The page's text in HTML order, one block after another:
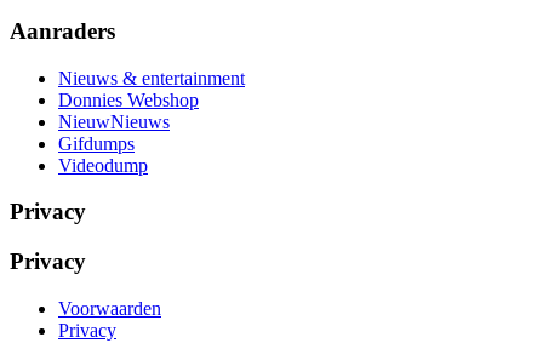
Aanraders
Nieuws & entertainment
Donnies Webshop
NieuwNieuws
Gifdumps
Videodump
Privacy
Privacy
Voorwaarden
Privacy